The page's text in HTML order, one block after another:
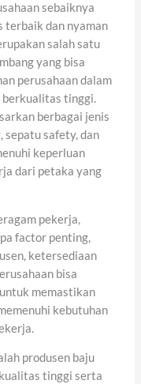
sebaiknya
terbaik dan nyaman
salah satu
yang bisa
perusahaan dalam
berkualitas tinggi.
berbagai jenis
sepatu safety, dan
keperluan
dari petaka yang
pekerja,
factor penting,
ketersediaan
bisa
memastikan
kebutuhan
produsen baju
tinggi serta